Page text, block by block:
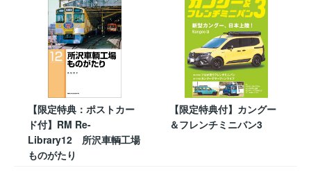
【限定特典：ポストカー
ド付】RM Re-
Library12 所沢車輌工場
ものがたり
【限定特典付】カングー
＆フレンチミニバン3